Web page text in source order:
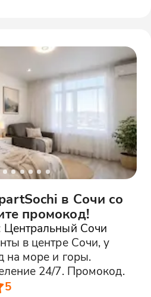
в Сочи со
промокод!
Сочи
в центре Сочи, у
на море и горы.
24/7. Промокод.
5